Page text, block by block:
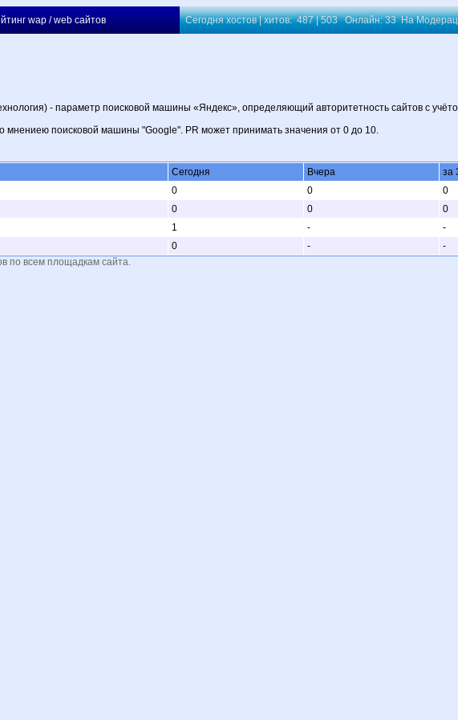
wap / web сайтов Сегодня хостов | хитов: 487 | 503 Онлайн: 33 На
- параметр поисковой машины «Яндекс», определяющий авторитетность сайтов с
мнениею поисковой машины "Google". PR может принимать значения от 0 до 10.
Сегодня Вчера за
0 0 0
0 0 0
1 - -
0 - -
по всем площадкам сайта.